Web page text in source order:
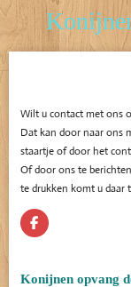
naar
Wilt u contact met ons
Dat kan door naar ons
staartje of door het
Of door ons te
te drukken komt u daar
F
a
b
Konijnen opvang